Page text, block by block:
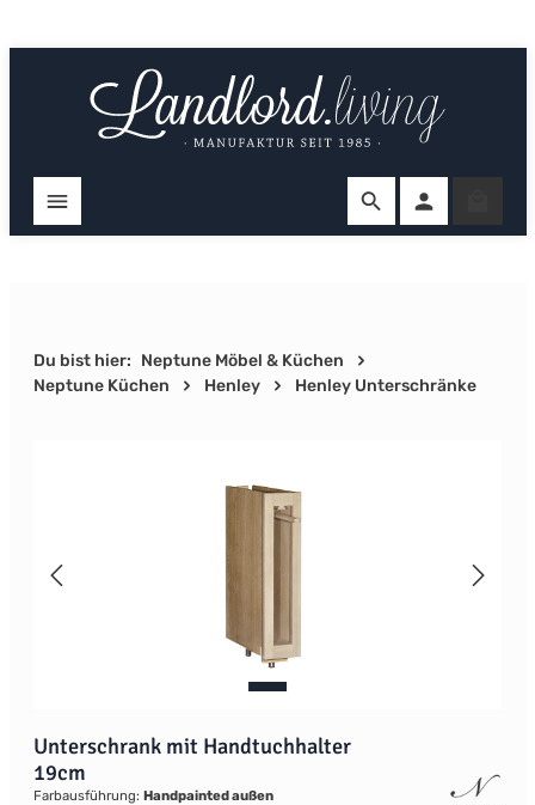
Du bist hier: Neptune Möbel & Küchen
Neptune Küchen
Henley Henley Unterschränke
Unterschrank mit Handtuchhalter
19cm
Farbausführung: Handpainted außen